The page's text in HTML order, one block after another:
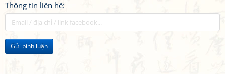
Thông tin liên hệ:
Gửi bình luận